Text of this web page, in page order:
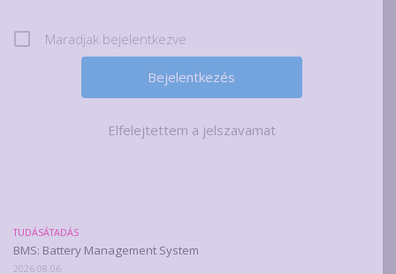
Maradjak bejelentkezve
Elfelejtettem a jelszavamat
TUDÁSÁTADÁS
BMS: Battery Management System
2026.08.06.